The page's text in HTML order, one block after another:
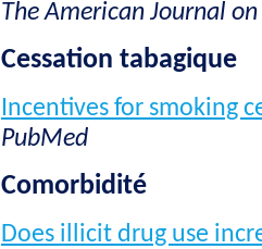
The American Journal
Cessation tabagique
Incentives for smoking
PubMed
Comorbidité
Does illicit drug use